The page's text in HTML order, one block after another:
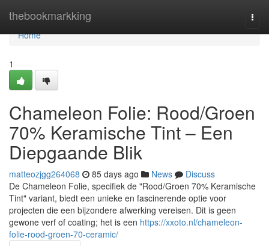
thebookmarkking
Home
Home
1
Chameleon Folie: Rood/Groen
70% Keramische Tint – Een
Diepgaande Blik
matteozjgg264068 85 days ago News
Discuss
De Chameleon Folie, specifiek de "Rood/Groen 70% Keramische
Tint" variant, biedt een unieke en fascinerende optie voor
projecten die een bijzondere afwerking vereisen. Dit is geen
gewone verf of coating; het is een https://xxoto.nl/chameleon-
folie-rood-groen-70-ceramic/